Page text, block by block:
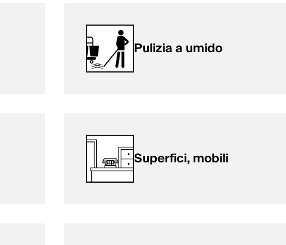
Pulizia a umido
Superfici, mobili